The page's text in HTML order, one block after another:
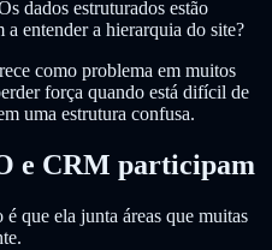
dados estruturados estão
entender a hierarquia do site?
como problema em muitos
força quando está difícil de
uma estrutura confusa.
e CRM participam
é que ela junta áreas que muitas